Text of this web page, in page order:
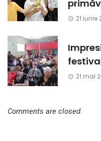
21 iunie
21 mai
Comments are closed.